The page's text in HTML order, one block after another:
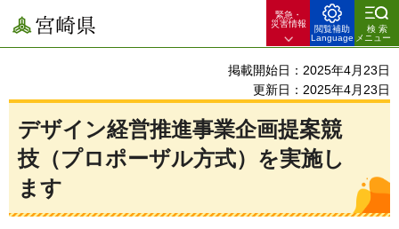
宮崎県
緊急・
災害情報
閲覧補助
Language
検索
メニュー
掲載開始日：2025年4月23日
更新日：2025年4月23日
デザイン経営推進事業企画提案競
技（プロポーザル方式）を実施し
ます